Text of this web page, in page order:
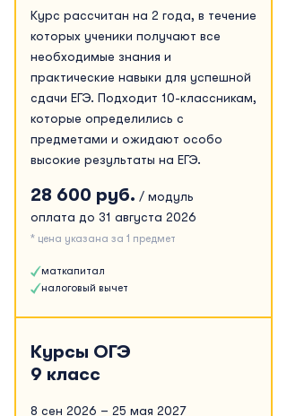
Курс рассчитан на 2 года, в течение
которых ученики получают все
необходимые знания и
практические навыки для успешной
сдачи ЕГЭ. Подходит 10-классникам,
которые определились с
предметами и ожидают особо
высокие результаты на ЕГЭ.
28 600 руб. / модуль
оплата до 31 августа 2026
* цена указана за 1 предмет
маткапитал
налоговый вычет
Курсы ОГЭ
9 класс
8 сен 2026 – 25 мая 2027